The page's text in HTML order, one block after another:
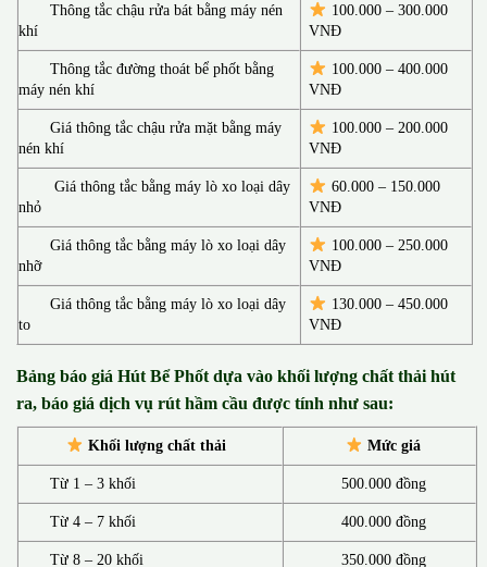
Thông tắc chậu rửa bát bằng máy nén
khí
100.000 – 300.000
VNĐ
Thông tắc đường thoát bể phốt bằng
máy nén khí
100.000 – 400.000
VNĐ
Giá thông tắc chậu rửa mặt bằng máy
nén khí
100.000 – 200.000
VNĐ
Giá thông tắc bằng máy lò xo loại dây
nhỏ
60.000 – 150.000
VNĐ
Giá thông tắc bằng máy lò xo loại dây
nhỡ
100.000 – 250.000
VNĐ
Giá thông tắc bằng máy lò xo loại dây
to
130.000 –450.000
VNĐ
Bảng báo giá Hút Bể Phốt dựa vào khối lượng chất thải hút
ra, báo giá dịch vụ rút hầm cầu được tính như sau:
Khối lượng chất thải Mức giá
Từ 1 – 3 khối 500.000 đồng
Từ 4 – 7 khối 400.000 đồng
Từ 8 – 20 khối 350.000 đồng